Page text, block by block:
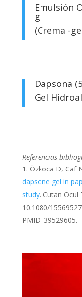
Emulsión
g
(Crema -
Dapsona
Gel
Referencias
Özkoca D, Caf
dapsone gel in
study. Cutan Ocul
10.1080/
PMID: 39529605.